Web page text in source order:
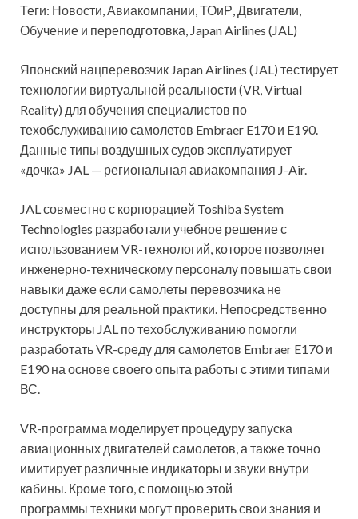
Теги: Новости, Авиакомпании, ТОиР, Двигатели,
Обучение и переподготовка, Japan Airlines (JAL)
Японский нацперевозчик Japan Airlines (JAL) тестирует
технологии виртуальной реальности (VR, Virtual
Reality) для обучения специалистов по
техобслуживанию самолетов Embraer E170 и E190.
Данные типы воздушных судов эксплуатирует
«дочка» JAL — региональная авиакомпания J-Air.
JAL совместно с корпорацией Toshiba System
Technologies разработали учебное решение с
использованием VR-технологий, которое позволяет
инженерно-техническому персоналу повышать свои
навыки даже если самолеты перевозчика не
доступны для реальной практики. Непосредственно
инструкторы JAL по техобслуживанию помогли
разработать VR-среду для самолетов Embraer E170 и
E190 на основе своего опыта работы с этими типами
ВС.
VR-программа моделирует процедуру запуска
авиационных двигателей самолетов, а также точно
имитирует различные индикаторы и звуки внутри
кабины. Кроме того, с помощью этой
программы техники могут проверить свои знания и